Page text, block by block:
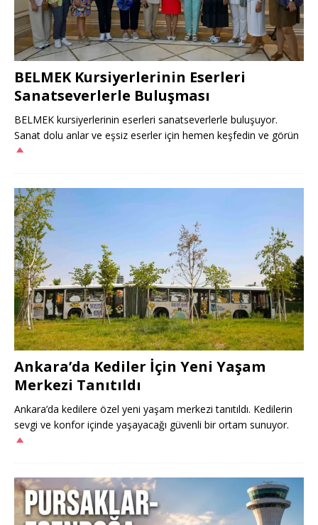
BELMEK Kursiyerlerinin Eserleri
Sanatseverlerle Buluşması
BELMEK kursiyerlerinin eserleri sanatseverlerle buluşuyor.
Sanat dolu anlar ve eşsiz eserler için hemen keşfedin ve görün
Ankara’da Kediler İçin Yeni Yaşam
Merkezi Tanıtıldı
Ankara’da kedilere özel yeni yaşam merkezi tanıtıldı. Kedilerin
sevgi ve konfor içinde yaşayacağı güvenli bir ortam sunuyor.